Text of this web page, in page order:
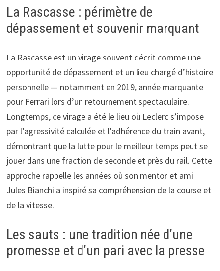
La Rascasse : périmètre de
dépassement et souvenir marquant
La Rascasse est un virage souvent décrit comme une
opportunité de dépassement et un lieu chargé d’histoire
personnelle — notamment en 2019, année marquante
pour Ferrari lors d’un retournement spectaculaire.
Longtemps, ce virage a été le lieu où Leclerc s’impose
par l’agressivité calculée et l’adhérence du train avant,
démontrant que la lutte pour le meilleur temps peut se
jouer dans une fraction de seconde et près du rail. Cette
approche rappelle les années où son mentor et ami
Jules Bianchi a inspiré sa compréhension de la course et
de la vitesse.
Les sauts : une tradition née d’une
promesse et d’un pari avec la presse